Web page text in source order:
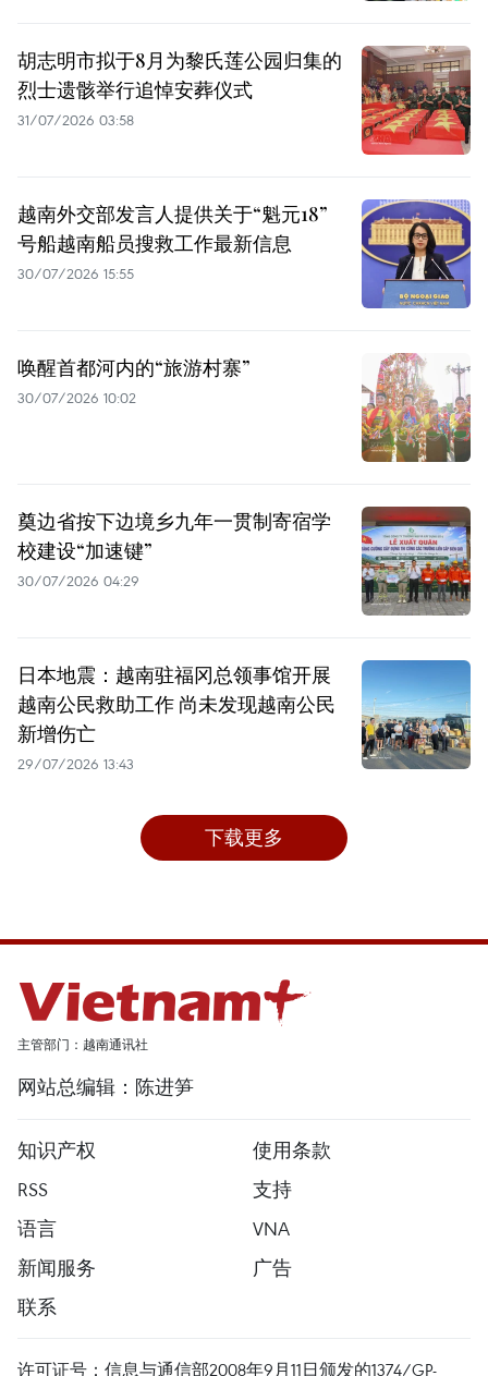
胡志明市拟于8月为黎氏莲公园归集的
烈士遗骸举行追悼安葬仪式
31/07/2026 03:58
越南外交部发言人提供关于“魁元18”
号船越南船员搜救工作最新信息
30/07/2026 15:55
唤醒首都河内的“旅游村寨”
30/07/2026 10:02
奠边省按下边境乡九年一贯制寄宿学
校建设“加速键”
30/07/2026 04:29
日本地震：越南驻福冈总领事馆开展
越南公民救助工作 尚未发现越南公民
新增伤亡
29/07/2026 13:43
下载更多
主管部门：越南通讯社
网站总编辑：陈进笋
知识产权
使用条款
RSS
支持
语言
VNA
新闻服务
广告
联系
许可证号：信息与通信部2008年9月11日颁发的1374/GP-